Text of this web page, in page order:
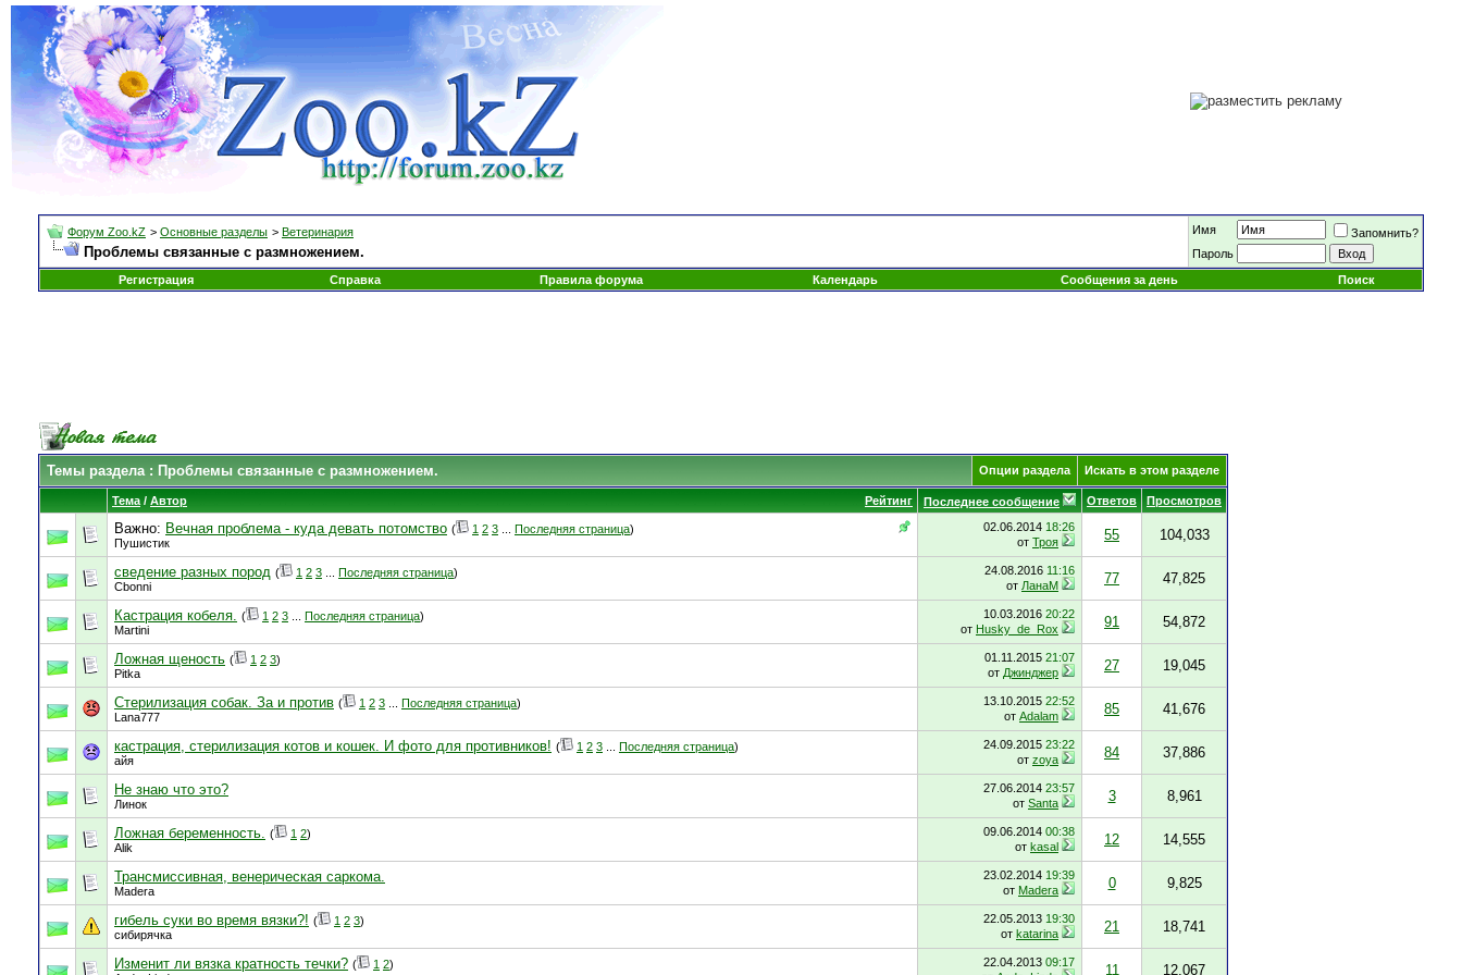
Форум Zoo.kZ > Основные разделы > Ветеринария
Проблемы связанные с размножением.
Имя
Запомнить?
Пароль
Регистрация
Справка Правила форума Календарь Сообщения за день Поиск
Темы раздела: Проблемы связанные с размножением. Опции раздела Искать в этом разделе
Рейтинг
Тема / Автор Последнее сообщение Ответов Просмотров
Важно: Вечная проблема - куда девать потомство ( 1 2 3 Последняя страница)
Пушистик
02.06.2014 18:26
от Троя 55 104,033
сведение разных пород ( 1 2 3 Последняя страница)
Cbonni
24.08.2016 11:16
от ЛанаМ 77 47,825
Кастрация кобеля. ( 1 2 3 Последняя страница)
Martini
10.03.2016 20:22
от Husky_de_Rox 91 54,872
Ложная щеность ( 1 2 3)
Pitka
01.11.2015 21:07
от Джинджер 27 19,045
Стерилизация собак. За и против ( 1 2 3 Последняя страница)
Lana777
13.10.2015 22:52
от Adalam 85 41,676
кастрация, стерилизация котов и кошек. И фото для противников! ( 1 2 3 Последняя страница)
айя
24.09.2015 23:22
от zoya 84 37,886
Не знаю что это?
Линок
27.06.2014 23:57
от Santa 3 8,961
Ложная беременность. ( 1 2)
Alik
09.06.2014 00:38
от kasal 12 14,555
Трансмиссивная, венерическая саркома.
Madera
23.02.2014 19:39
от Madera 0 9,825
гибель суки во время вязки?! ( 1 2 3)
сибирячка
22.05.2013 19:30
от katarina 21 18,741
Изменит ли вязка кратность течки? ( 1 2)
22.04.2013 09:17
11 12,067